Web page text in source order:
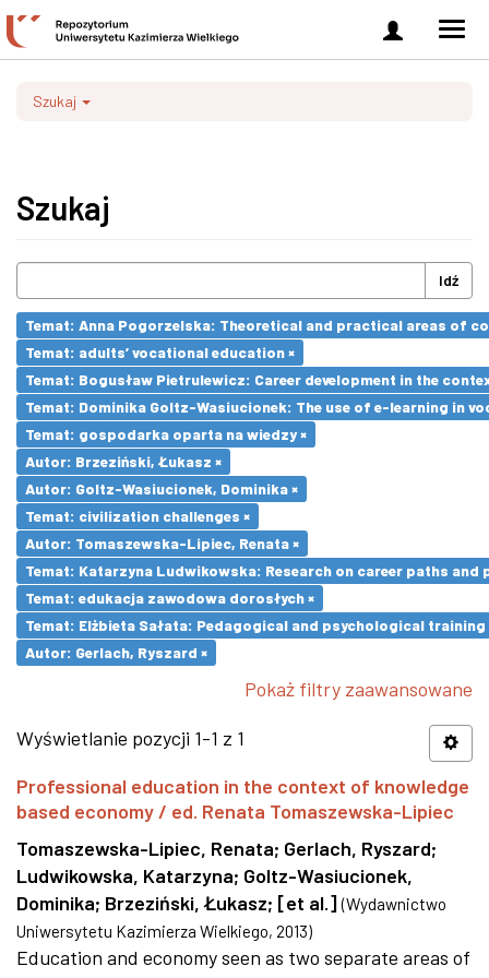
Zaloguj
się
Szukaj
Szukaj
Idź
Temat: Anna Pogorzelska: Theoretical and practical areas of
Temat: adults’ vocational education ×
Temat: Bogusław Pietrulewicz: Career development in the
Temat: Dominika Goltz-Wasiucionek: The use of e-learning in
Temat: gospodarka oparta na wiedzy ×
Autor: Brzeziński, Łukasz ×
Autor: Goltz-Wasiucionek, Dominika ×
Temat: civilization challenges ×
Autor: Tomaszewska-Lipiec, Renata ×
Temat: Katarzyna Ludwikowska: Research on career paths
Temat: edukacja zawodowa dorosłych ×
Temat: Elżbieta Sałata: Pedagogical and psychological
Autor: Gerlach, Ryszard ×
Pokaż filtry zaawansowane
Wyświetlanie pozycji 1-1 z 1
Professional education in the context of knowledge
based economy / ed. Renata Tomaszewska-Lipiec
Tomaszewska-Lipiec, Renata; Gerlach, Ryszard;
Ludwikowska, Katarzyna; Goltz-Wasiucionek,
Dominika; Brzeziński, Łukasz; [et al.] (Wydawnictwo
Uniwersytetu Kazimierza Wielkiego, 2013)
Education and economy seen as two separate areas of